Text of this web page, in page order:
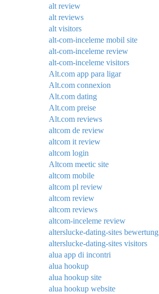
alt review
alt reviews
alt visitors
alt-com-inceleme mobil site
alt-com-inceleme review
alt-com-inceleme visitors
Alt.com app para ligar
Alt.com connexion
Alt.com dating
Alt.com preise
Alt.com reviews
altcom de review
altcom it review
altcom login
Altcom meetic site
altcom mobile
altcom pl review
altcom review
altcom reviews
altcom-inceleme review
alterslucke-dating-sites bewertung
alterslucke-dating-sites visitors
alua app di incontri
alua hookup
alua hookup site
alua hookup website